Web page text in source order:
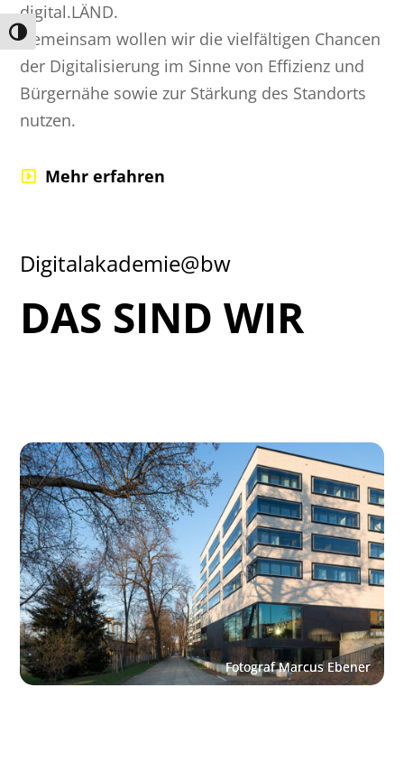
Umschalten auf hohe Kontraste
digital.LÄND.
Gemeinsam wollen wir die vielfältigen Chancen
der Digitalisierung im Sinne von Effizienz und
Bürgernähe sowie zur Stärkung des Standorts
nutzen.
Mehr erfahren
Digitalakademie@bw
DAS SIND WIR